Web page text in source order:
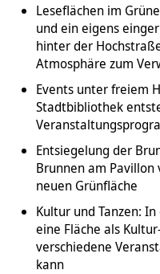
Leseflächen im
und ein eigens
hinter der
Atmosphäre zum
Events unter freiem
Stadtbibliothek
Entsiegelung der
Brunnen am
neuen Grünfläche
Kultur und Tanzen:
eine Fläche als
verschiedene
kann